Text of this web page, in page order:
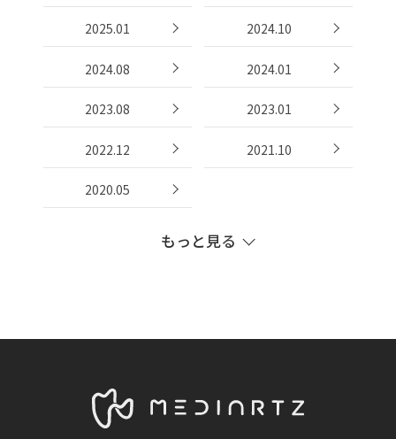
2025.01 2024.10
2024.08 2024.01
2023.08 2023.01
2022.12 2021.10
2020.05
もっと見る
2018.06
2018.04